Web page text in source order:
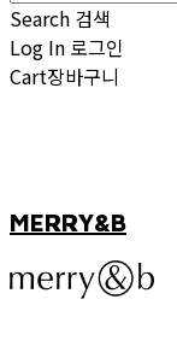
Search 검색
Log In 로그인
Cart장바구니
MERRY&B